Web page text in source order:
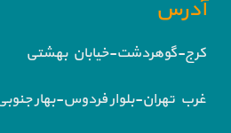
آدرس
کرج-گوهردشت-خیابان بهشتی
غرب تهران-بلوار فردوس-بهار